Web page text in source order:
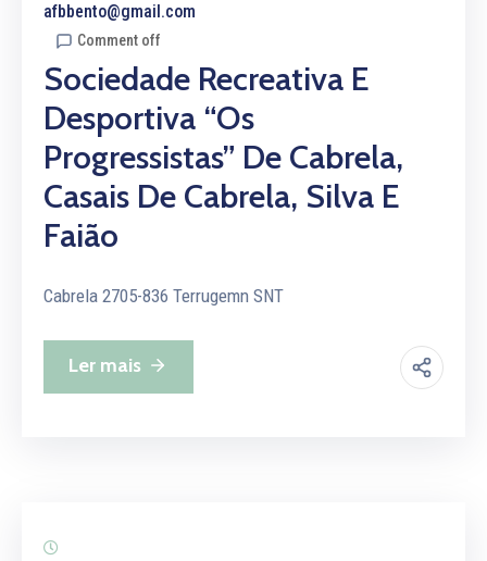
afbbento@gmail.com
Comment off
Sociedade Recreativa E
Desportiva “Os
Progressistas” De Cabrela,
Casais De Cabrela, Silva E
Faião
Cabrela 2705-836 Terrugemn SNT
Ler mais